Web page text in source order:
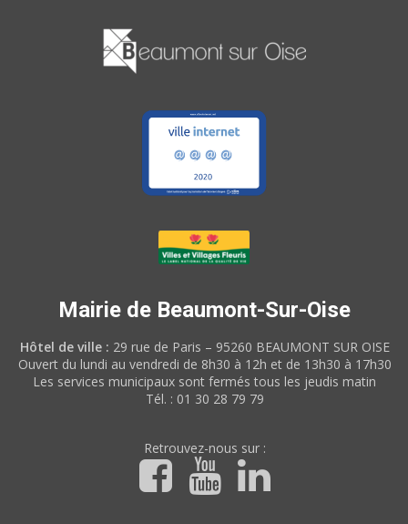
Mairie de Beaumont-Sur-Oise
Hôtel de ville : 29 rue de Paris – 95260 BEAUMONT SUR OISE
Ouvert du lundi au vendredi de 8h30 à 12h et de 13h30 à 17h30
Les services municipaux sont fermés tous les jeudis matin
Tél. : 01 30 28 79 79
Retrouvez-nous sur :